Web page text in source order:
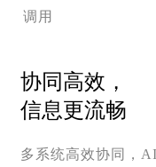
调用
协同高效，
信息更流畅
多系统高效协同，